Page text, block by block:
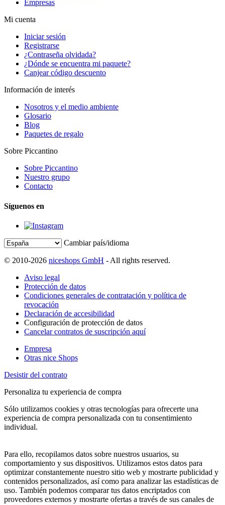
Empresas
Mi cuenta
Iniciar sesión
Registrarse
¿Contraseña olvidada?
¿Dónde se encuentra mi paquete?
Canjear código descuento
Información de interés
Nosotros y el medio ambiente
Glosario
Blog
Paquetes de regalo
Sobre Piccantino
Sobre Piccantino
Nuestro grupo
Contacto
Síguenos en
Cambiar país/idioma
© 2010-2026 niceshops GmbH - All rights reserved.
Aviso legal
Protección de datos
Condiciones generales de contratación y política de
revocación
Declaración de accesibilidad
Configuración de protección de datos
Cancelar contratos de suscripción aquí
Empresa
Otras nice Shops
Desistir del contrato
Personaliza tu experiencia de compra
Sólo utilizamos cookies y otras tecnologías para ofrecerte una
experiencia de compra personalizada con tu consentimiento
individual.
Para ello, recopilamos datos sobre nuestros usuarios, su
comportamiento y sus dispositivos. Utilizamos estos datos para
optimizar constantemente nuestro sitio web y mostrarte publicidad y
contenidos personalizados, así como para analizar las estadísticas de
uso. También podemos comparar tus datos encriptados con
proveedores externos y mostrarte ofertas a través de sus canales de